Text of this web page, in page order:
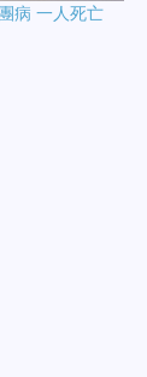
病 一人死亡